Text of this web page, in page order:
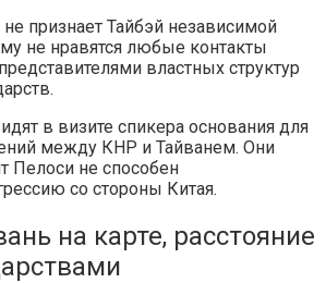
признает Тайбэй независимой
не нравятся любые контакты
властных структур
в визите спикера основания для
между КНР и Тайванем. Они
Пелоси не способен
со стороны Китая.
на карте, расстояние